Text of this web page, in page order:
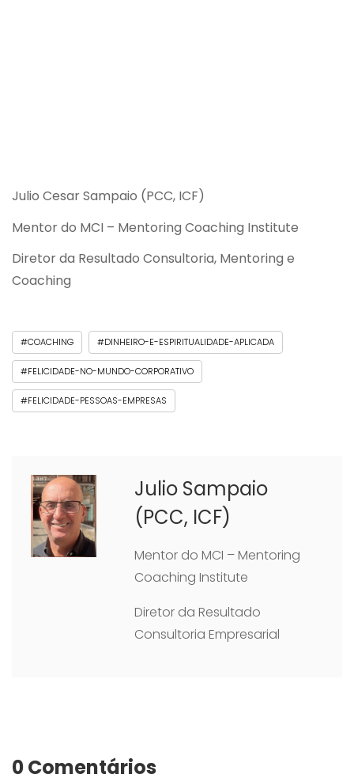
Julio Cesar Sampaio (PCC, ICF)
Mentor do MCI – Mentoring Coaching Institute
Diretor da Resultado Consultoria, Mentoring e
Coaching
#COACHING #DINHEIRO-E-ESPIRITUALIDADE-APLICADA
#FELICIDADE-NO-MUNDO-CORPORATIVO
#FELICIDADE-PESSOAS-EMPRESAS
Julio Sampaio
(PCC, ICF)
Mentor do MCI – Mentoring
Coaching Institute
Diretor da Resultado
Consultoria Empresarial
0 Comentários